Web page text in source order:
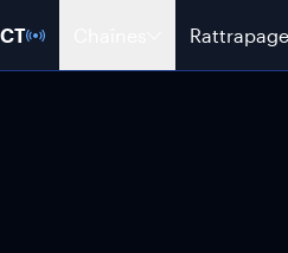
Rattrapage